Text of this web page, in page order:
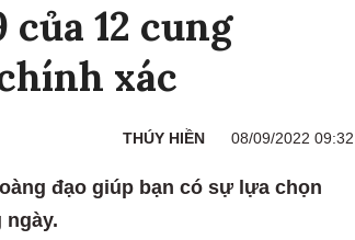
12 cung
xác
THÚY HIỀN 08/09/2022 09:32
đạo giúp bạn có sự lựa chọn
ngày.